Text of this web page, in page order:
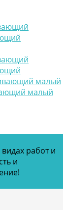
малый
работ и
и